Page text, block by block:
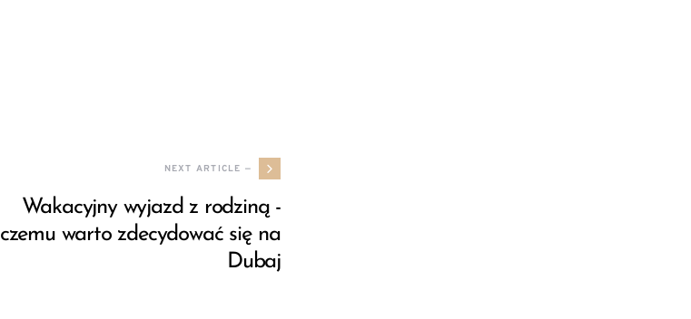
NEXT ARTICLE —
Wakacyjny wyjazd z rodziną -
czemu warto zdecydować się na
Dubaj